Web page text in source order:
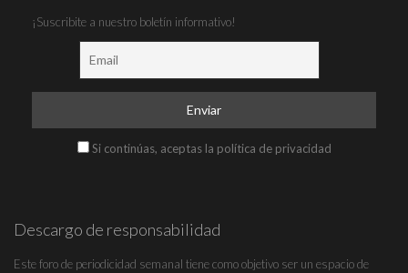
¡Suscribite a nuestro boletín informativo!
Si continúas, aceptas la política de privacidad
Descargo de responsabilidad
Este foro de periodicidad semanal tiene como objetivo ser un espacio de